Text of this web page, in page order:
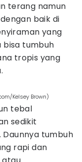
terang namun
baik di
yang
bisa tumbuh
tropis yang
Kelsey Brown)
tebal
sedikit
Daunnya tumbuh
rapi dan